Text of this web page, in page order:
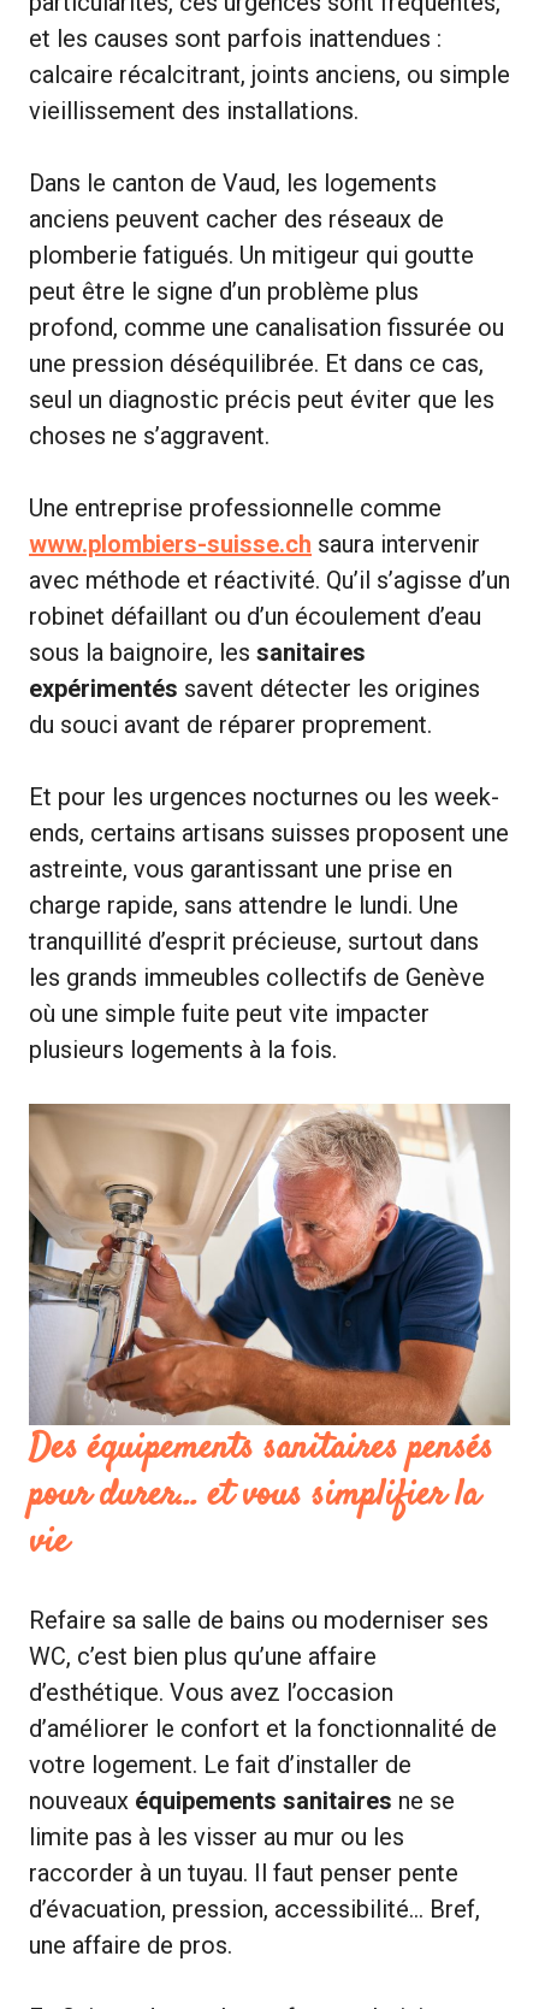
et les causes sont parfois inattendues :
calcaire récalcitrant, joints anciens, ou simple
vieillissement des installations.
Dans le canton de Vaud, les logements
anciens peuvent cacher des réseaux de
plomberie fatigués. Un mitigeur qui goutte
peut être le signe d’un problème plus
profond, comme une canalisation fissurée ou
une pression déséquilibrée. Et dans ce cas,
seul un diagnostic précis peut éviter que les
choses ne s’aggravent.
Une entreprise professionnelle comme
www.plombiers-suisse.ch saura intervenir
avec méthode et réactivité. Qu’il s’agisse d’un
robinet défaillant ou d’un écoulement d’eau
sous la baignoire, les sanitaires
expérimentés savent détecter les origines
du souci avant de réparer proprement.
Et pour les urgences nocturnes ou les week-
ends, certains artisans suisses proposent une
astreinte, vous garantissant une prise en
charge rapide, sans attendre le lundi. Une
tranquillité d’esprit précieuse, surtout dans
les grands immeubles collectifs de Genève
où une simple fuite peut vite impacter
plusieurs logements à la fois.
Deséquipements sanitairespensés
pour durer… et vous simplifier la
vie
Refaire sa salle de bains ou moderniser ses
WC, c’est bien plus qu’une affaire
d’esthétique. Vous avez l’occasion
d’améliorer le confort et la fonctionnalité de
votre logement. Le fait d’installer de
nouveaux équipements sanitaires ne se
limite pas à les visser au mur ou les
raccorder à un tuyau. Il faut penser pente
d’évacuation, pression, accessibilité… Bref,
une affaire de pros.